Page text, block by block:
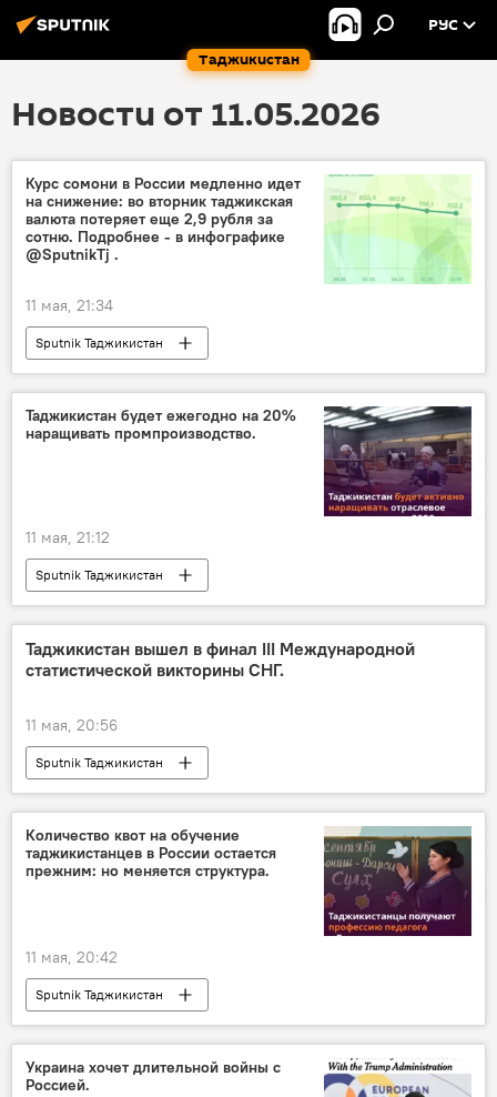
Таджикистан
РУС
Новости от 11.05.2026
Курс сомони в России медленно идет
на снижение: во вторник таджикская
валюта потеряет еще 2,9 рубля за
сотню. Подробнее - в инфографике
@SputnikTj .
11 мая, 21:34
Sputnik Таджикистан
Таджикистан будет ежегодно на 20%
наращивать промпроизводство.
11 мая, 21:12
Sputnik Таджикистан
Таджикистан вышел в финал III Международной
статистической викторины СНГ.
11 мая, 20:56
Sputnik Таджикистан
Количество квот на обучение
таджикистанцев в России остается
прежним: но меняется структура.
11 мая, 20:42
Sputnik Таджикистан
Украина хочет длительной войны с
Россией.